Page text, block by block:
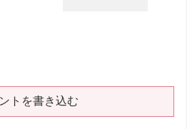
トを書き込む